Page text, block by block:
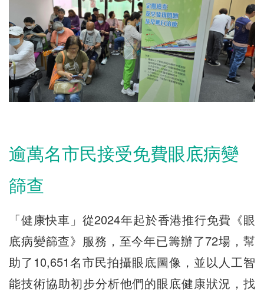
逾萬名市民接受免費眼底病變
篩查
「健康快車」從2024年起於香港推行免費《眼
底病變篩查》服務，至今年已籌辦了72場，幫
助了10,651名市民拍攝眼底圖像，並以人工智
能技術協助初步分析他們的眼底健康狀況，找